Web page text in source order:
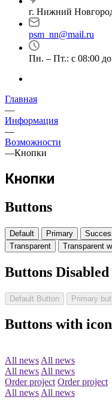
г. Нижний
psm_nn@mail.ru
Пн. – Пт.: с 08:00
Главная
—
Информация
—
Возможности
—Кнопки
Кнопки
Buttons
Default Primary
Transparent
Transparent
Buttons Disabled
Default Button Primary
Buttons with icon
All news All news
All news All news
Order project Order project
All news All news